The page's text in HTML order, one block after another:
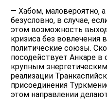
— Хабом, маловероятно,
безусловно, в случае,
этом возможность
кризиса без вовлечения
политические союзы.
посодействует Анкаре в
крупным
реализации
присоединения
этом направлении